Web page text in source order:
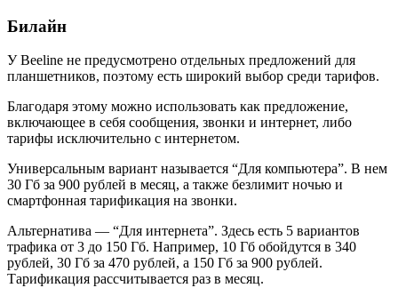
Билайн
У Beeline не предусмотрено отдельных предложений для
планшетников, поэтому есть широкий выбор среди тарифов.
Благодаря этому можно использовать как предложение,
включающее в себя сообщения, звонки и интернет, либо
тарифы исключительно с интернетом.
Универсальным вариант называется “Для компьютера”. В нем
30 Гб за 900 рублей в месяц, а также безлимит ночью и
смартфонная тарификация на звонки.
Альтернатива — “Для интернета”. Здесь есть 5 вариантов
трафика от 3 до 150 Гб. Например, 10 Гб обойдутся в 340
рублей, 30 Гб за 470 рублей, а 150 Гб за 900 рублей.
Тарификация рассчитывается раз в месяц.